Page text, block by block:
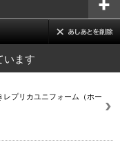
います
プリカユニフォーム（ホー